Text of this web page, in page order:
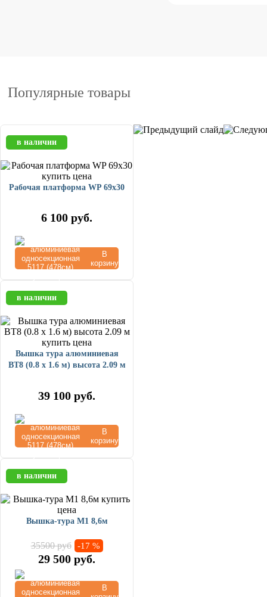
Популярные товары
в наличии
Рабочая платформа WP 69x30
6 100 руб.
В
корзину
в наличии
Вышка тура алюминиевая
ВТ8 (0.8 х 1.6 м) высота 2.09 м
39 100 руб.
В
корзину
в наличии
Вышка-тура М1 8,6м
35500 руб -17 %
29 500 руб.
В